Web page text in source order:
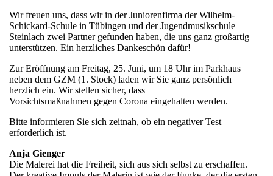
Wir freuen uns, dass wir in der Juniorenfirma der Wilhelm-
Schickard-Schule in Tübingen und der Jugendmusikschule
Steinlach zwei Partner gefunden haben, die uns ganz großartig
unterstützen. Ein herzliches Dankeschön dafür!
Zur Eröffnung am Freitag, 25. Juni, um 18 Uhr im Parkhaus
neben dem GZM (1. Stock) laden wir Sie ganz persönlich
herzlich ein. Wir stellen sicher, dass
Vorsichtsmaßnahmen gegen Corona eingehalten werden.
Bitte informieren Sie sich zeitnah, ob ein negativer Test
erforderlich ist.
Anja Gienger
Die Malerei hat die Freiheit, sich aus sich selbst zu erschaffen.